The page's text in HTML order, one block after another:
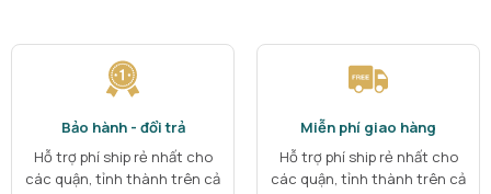
Bảo hành - đổi trả
Hỗ trợ phí ship rẻ nhất cho
các quận, tỉnh thành trên cả
Miễn phí giao hàng
Hỗ trợ phí ship rẻ nhất cho
các quận, tỉnh thành trên cả